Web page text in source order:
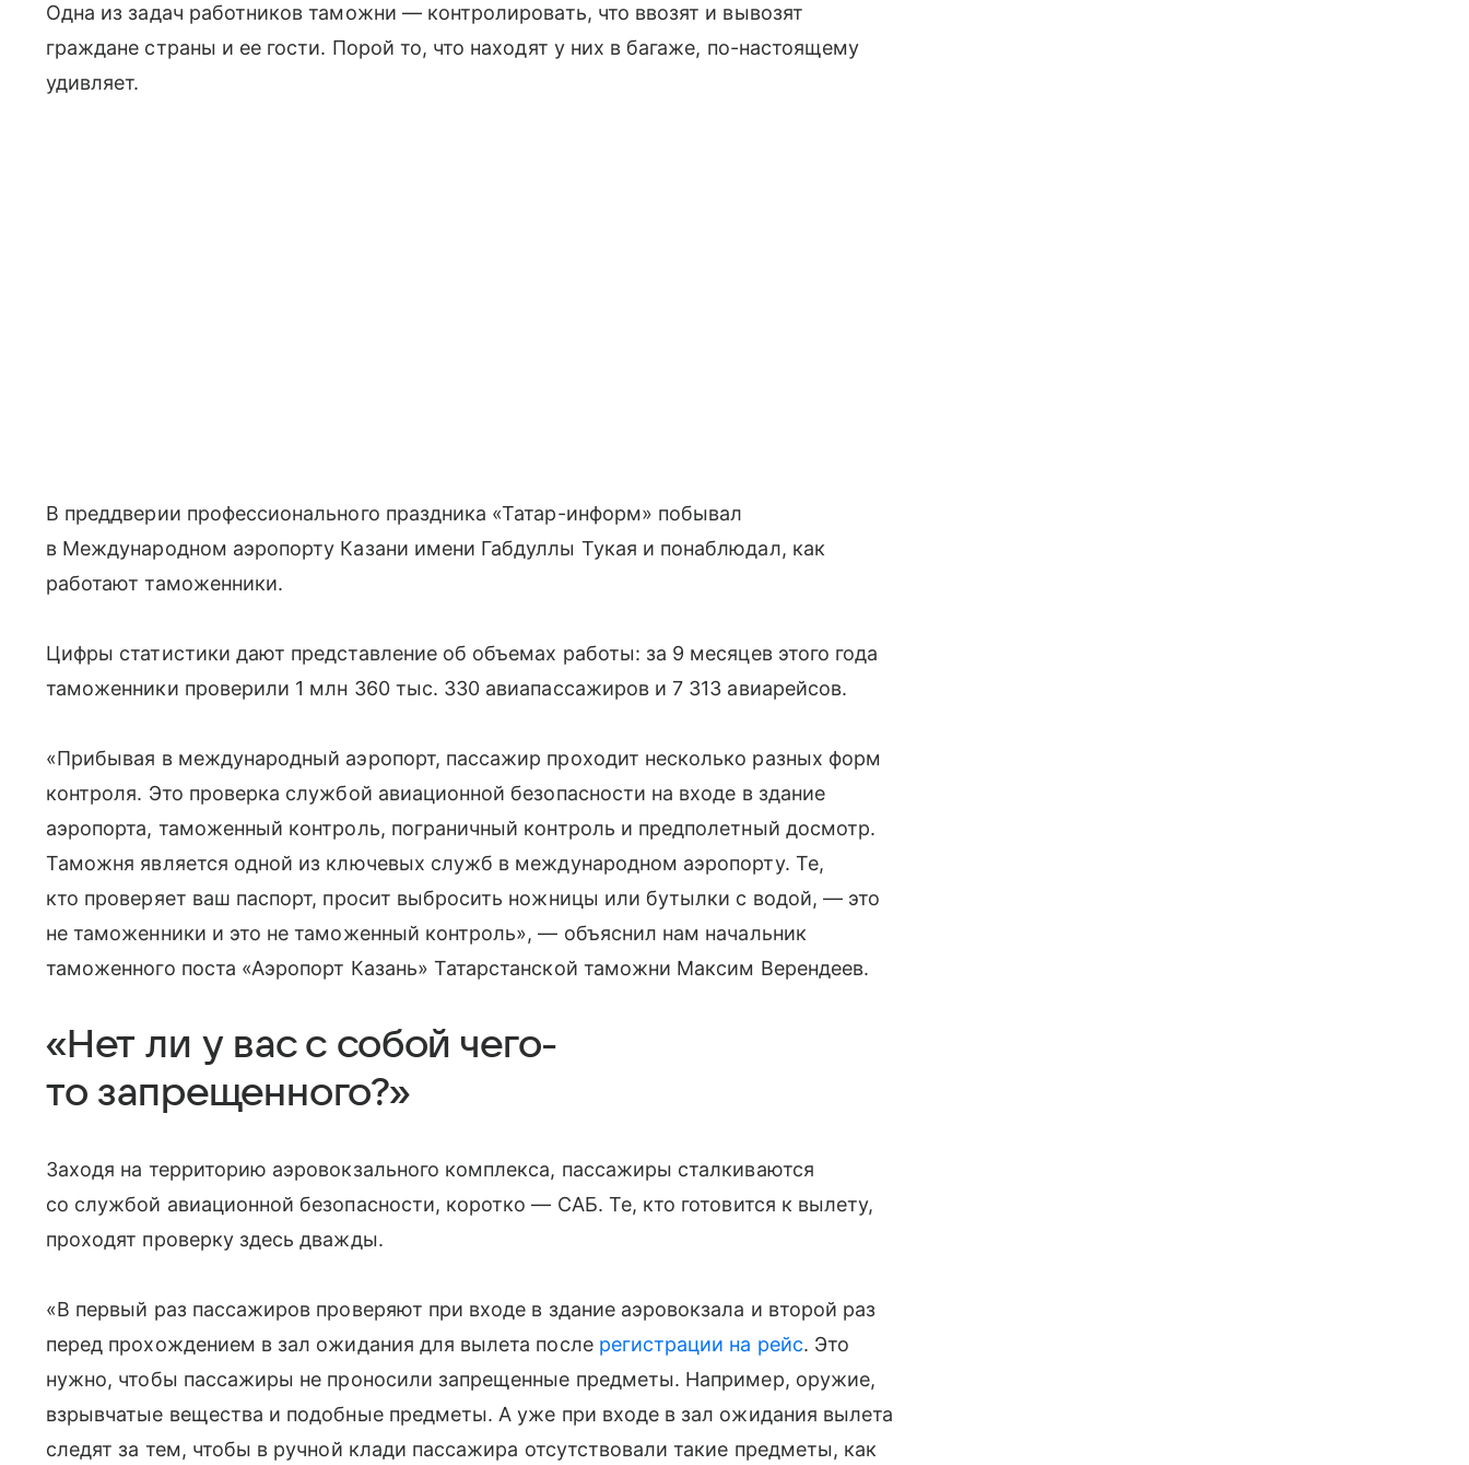
Одна из задач работников таможни — контролировать, что ввозят и вывозят
граждане страны и ее гости. Порой то, что находят у них в багаже, по-настоящему
удивляет.
В преддверии профессионального праздника «Татар-информ» побывал
в Международном аэропорту Казани имени Габдуллы Тукая и понаблюдал, как
работают таможенники.
Цифры статистики дают представление об объемах работы: за 9 месяцев этого года
таможенники проверили 1 млн 360 тыс. 330 авиапассажиров и 7 313 авиарейсов.
«Прибывая в международный аэропорт, пассажир проходит несколько разных форм
контроля. Это проверка службой авиационной безопасности на входе в здание
аэропорта, таможенный контроль, пограничный контроль и предполетный досмотр.
Таможня является одной из ключевых служб в международном аэропорту. Те,
кто проверяет ваш паспорт, просит выбросить ножницы или бутылки с водой, — это
не таможенники и это не таможенный контроль», — объяснил нам начальник
таможенного поста «Аэропорт Казань» Татарстанской таможни Максим Верендеев.
«Нет ли у вас с собой чего-
то запрещенного?»
Заходя на территорию аэровокзального комплекса, пассажиры сталкиваются
со службой авиационной безопасности, коротко — САБ. Те, кто готовится к вылету,
проходят проверку здесь дважды.
«В первый раз пассажиров проверяют при входе в здание аэровокзала и второй раз
перед прохождением в зал ожидания для вылета после регистрации на рейс. Это
нужно, чтобы пассажиры не проносили запрещенные предметы. Например, оружие,
взрывчатые вещества и подобные предметы. А уже при входе в зал ожидания вылета
следят за тем, чтобы в ручной клади пассажира отсутствовали такие предметы, как